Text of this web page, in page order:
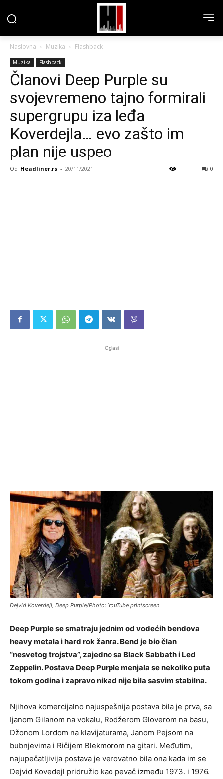
Naslovna Muzika Flashback
Muzika Flashback
Članovi Deep Purple su
svojevremeno tajno formirali
supergrupu iza leđa
Koverdejla… evo zašto im
plan nije uspeo
Od Headliner.rs - 20/11/2021 0
Oglasi
Dejvid Koverdejl, Deep Purple/Photo: YouTube printscreen
Deep Purple se smatraju jednim od vodećih bendova
heavy metala i hard rok žanra. Bend je bio član
“nesvetog trojstva”, zajedno sa Black Sabbath i Led
Zeppelin. Postava Deep Purple menjala se nekoliko puta
tokom godina i zapravo nikad nije bila sasvim stabilna.
Njihova komercijalno najuspešnija postava bila je prva, sa
Ijanom Gilanom na vokalu, Rodžerom Gloverom na basu,
Džonom Lordom na klavijaturama, Janom Pejsom na
bubnjevima i Ričijem Blekmorom na gitari. Međutim,
najupečatljivija postava je verovatno bila ona kada im se
Dejvid Kovedejl pridružio kao pevač između 1973. i 1976.